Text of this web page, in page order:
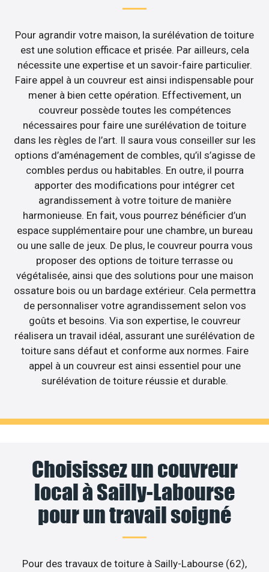
Pour agrandir votre maison, la surélévation de toiture
est une solution efficace et prisée. Par ailleurs, cela
nécessite une expertise et un savoir-faire particulier.
Faire appel à un couvreur est ainsi indispensable pour
mener à bien cette opération. Effectivement, un
couvreur possède toutes les compétences
nécessaires pour faire une surélévation de toiture
dans les règles de l’art. Il saura vous conseiller sur les
options d’aménagement de combles, qu’il s’agisse de
combles perdus ou habitables. En outre, il pourra
apporter des modifications pour intégrer cet
agrandissement à votre toiture de manière
harmonieuse. En fait, vous pourrez bénéficier d’un
espace supplémentaire pour une chambre, un bureau
ou une salle de jeux. De plus, le couvreur pourra vous
proposer des options de toiture terrasse ou
végétalisée, ainsi que des solutions pour une maison
ossature bois ou un bardage extérieur. Cela permettra
de personnaliser votre agrandissement selon vos
goûts et besoins. Via son expertise, le couvreur
réalisera un travail idéal, assurant une surélévation de
toiture sans défaut et conforme aux normes. Faire
appel à un couvreur est ainsi essentiel pour une
surélévation de toiture réussie et durable.
Choisissez un couvreur
local à Sailly-Labourse
pour un travail soigné
Pour des travaux de toiture à Sailly-Labourse (62),